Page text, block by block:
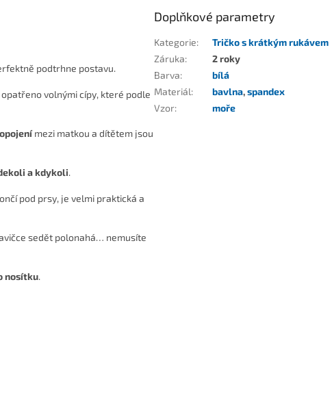
podtrhne postavu.
opatřeno volnými cípy, které podle
mezi matkou a dítětem jsou
a kdykoli.
pod prsy, je velmi praktická a
sedět polonahá… nemusíte
nosítku.
Doplňkové parametry
Kategorie:
Tričko s krátkým rukávem
Záruka:
2 roky
Barva:
bílá
Materiál: bavlna,spandex
Vzor: moře